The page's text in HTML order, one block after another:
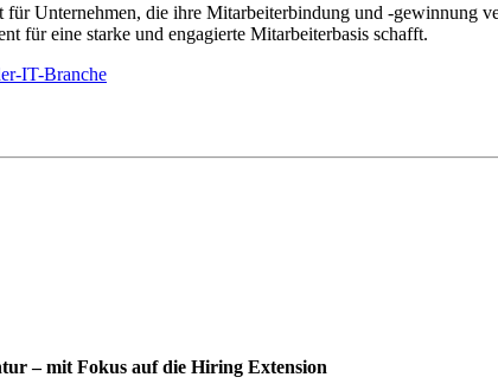
Unternehmen, die ihre Mitarbeiterbindung und -gewinnung
für eine starke und engagierte Mitarbeiterbasis schafft.
IT-Branche
– mit Fokus auf die Hiring Extension